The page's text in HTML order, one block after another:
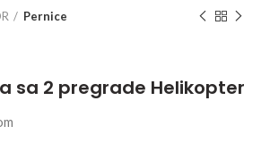
Pernice
sa 2 pregrade Helikopter